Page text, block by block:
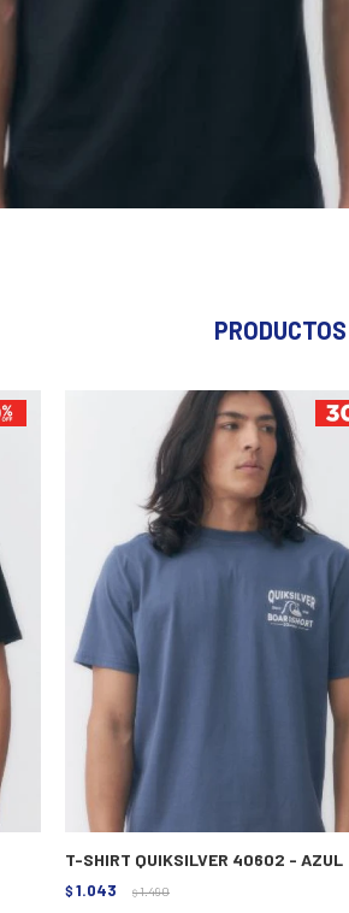
T-SHIRT QUIKSILVER 40602 - AZUL
$ 1.043 $ 1.490